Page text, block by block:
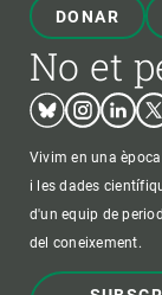
DONAR
No et
BlueskyInstagram
Vivim en una
i les dades
d'un equip de
del coneixement.